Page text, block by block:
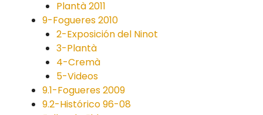
Plantà 2011
9-Fogueres 2010
2-Exposición del Ninot
3-Plantà
4-Cremà
5-Videos
9.1-Fogueres 2009
9.2-Histórico 96-08